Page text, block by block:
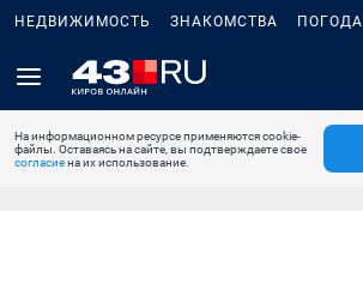
НЕДВИЖИМОСТЬ ЗНАКОМСТВА ПОГОДА
На информационном ресурсе применяются cookie-
файлы. Оставаясь на сайте, вы подтверждаете свое
согласиена их использование.